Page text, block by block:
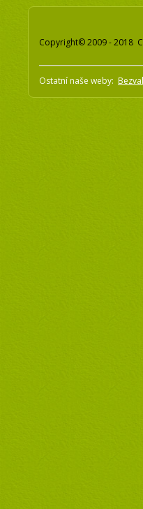
Copyright© 2009 - 2018
Ostatní naše weby: